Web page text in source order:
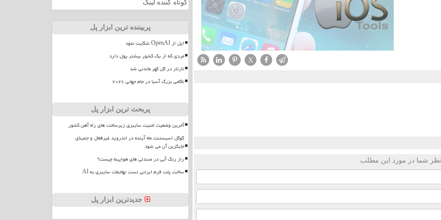
X
نظر شما در مورد این مطلب
کوتاه کننده لینک
پربیننده ترین ابزار پل
اپل از OpenAI شکایت نمود
مردی که از یک کشور بیشتر پول دارد
تارتار در گل گهر ماندنی شد
ناکامی بزرگ آسیا در جام جهانی ۲۰۲۶
پربحث ترین ابزار پل
آخرین وضعیت امنیت سایبری زیرساخت های راه آهن کشور
گوگل اسیستنت ماه آینده در اندروید غیرفعال و جمینای
جایگزین آن می شود
راز رنگ آبی در صندلی های هواپیما چیست؟
ساخت پلت فرم ایرانی تست تهاجمات سایبری به AI
جدیدترین ابزار پل